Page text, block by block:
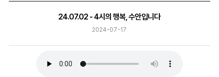
24.07.02 - 4시의 행복, 수안입니다
2024-07-17